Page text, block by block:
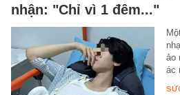
nhận: "Chỉ vì 1 đêm..."
ảo
ác